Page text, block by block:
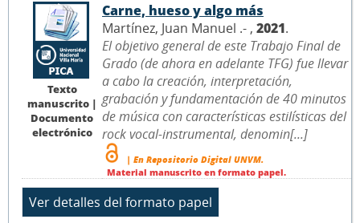
Texto
manuscrito |
Documento
electrónico
Carne, hueso y algo más
Martínez, Juan Manuel .- , 2021.
El objetivo general de este Trabajo Final de
Grado (de ahora en adelante TFG) fue llevar
a cabo la creación, interpretación,
grabación y fundamentación de 40 minutos
de música con características estilísticas del
rock vocal-instrumental, denomin[...]
| En Repositorio Digital UNVM.
Material manuscrito en formato papel.